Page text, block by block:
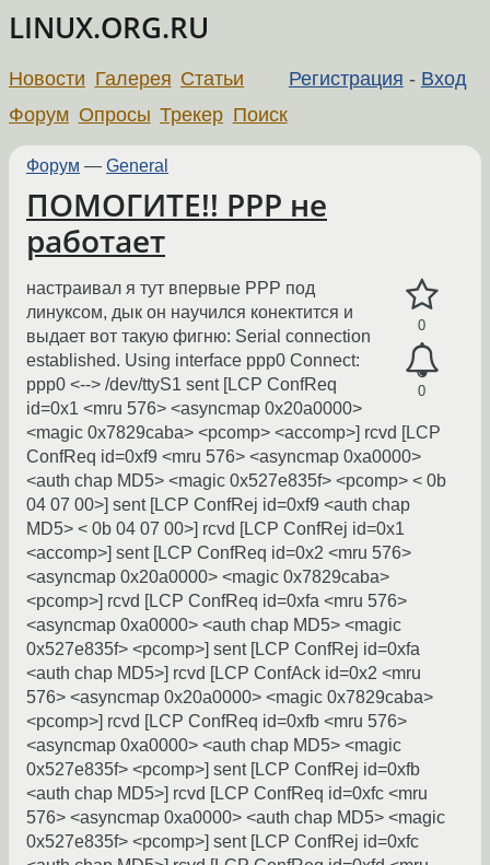
LINUX.ORG.RU
Регистрация - Вход
Новости Галерея Статьи
Форум Опросы Трекер Поиск
Форум — General
ПОМОГИТЕ!! PPP не
работает
0
0
настраивал я тут впервые PPP под
линуксом, дык он научился конектится и
выдает вот такую фигню: Serial connection
established. Using interface ppp0 Connect:
ppp0 <--> /dev/ttyS1 sent [LCP ConfReq
id=0x1 <mru 576> <asyncmap 0x20a0000>
<magic 0x7829caba> <pcomp> <accomp>] rcvd [LCP
ConfReq id=0xf9 <mru 576> <asyncmap 0xa0000>
<auth chap MD5> <magic 0x527e835f> <pcomp> < 0b
04 07 00>] sent [LCP ConfRej id=0xf9 <auth chap
MD5> < 0b 04 07 00>] rcvd [LCP ConfRej id=0x1
<accomp>] sent [LCP ConfReq id=0x2 <mru 576>
<asyncmap 0x20a0000> <magic 0x7829caba>
<pcomp>] rcvd [LCP ConfReq id=0xfa <mru 576>
<asyncmap 0xa0000> <auth chap MD5> <magic
0x527e835f> <pcomp>] sent [LCP ConfRej id=0xfa
<auth chap MD5>] rcvd [LCP ConfAck id=0x2 <mru
576> <asyncmap 0x20a0000> <magic 0x7829caba>
<pcomp>] rcvd [LCP ConfReq id=0xfb <mru 576>
<asyncmap 0xa0000> <auth chap MD5> <magic
0x527e835f> <pcomp>] sent [LCP ConfRej id=0xfb
<auth chap MD5>] rcvd [LCP ConfReq id=0xfc <mru
576> <asyncmap 0xa0000> <auth chap MD5> <magic
0x527e835f> <pcomp>] sent [LCP ConfRej id=0xfc